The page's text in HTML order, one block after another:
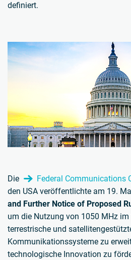
definiert.
Die Federal Communications
den USA veröffentlichte am 19.
and Further Notice of Proposed
um die Nutzung von 1050 MHz im
terrestrische und
Kommunikationssysteme zu
technologische Innovation zu